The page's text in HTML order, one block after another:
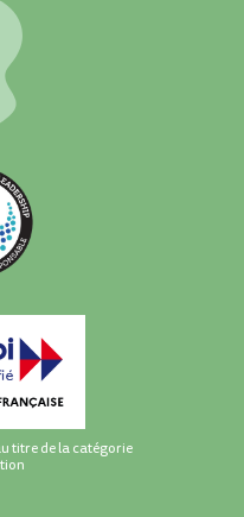
titre de la catégorie